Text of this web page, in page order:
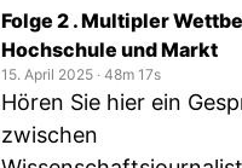
Folge 2 . Multipler
Hochschule und Markt
15. April 2025 ‧ 48m 17s
Hören Sie hier ein
zwischen